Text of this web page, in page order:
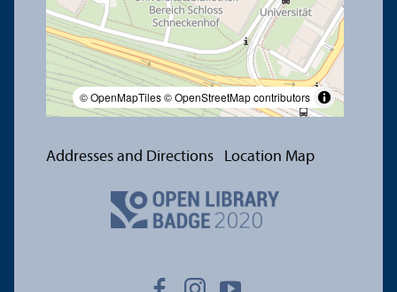
© OpenMapTiles© OpenStreetMap contributors
Addresses and Directions Location Map